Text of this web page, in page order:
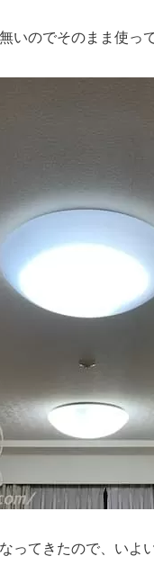
いのでそのまま使っ
ってきたので、いよ